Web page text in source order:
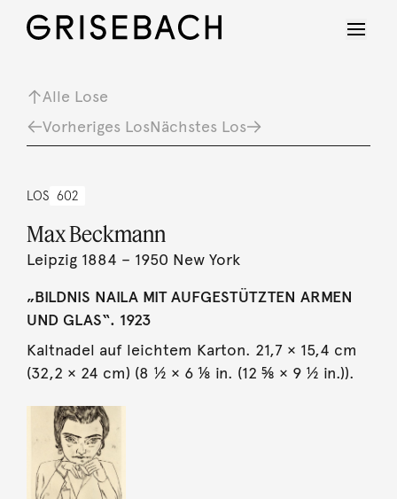
Alle Lose
Vorheriges LosNächstes Los
LOS 602
Max Beckmann
Leipzig 1884 – 1950 New York
„BILDNIS NAILA MIT AUFGESTÜTZTEN ARMEN
UND GLAS“. 1923
Kaltnadel auf leichtem Karton. 21,7 × 15,4 cm
(32,2 × 24 cm) (8 ½ × 6 ⅛ in. (12 ⅝ × 9 ½ in.)).